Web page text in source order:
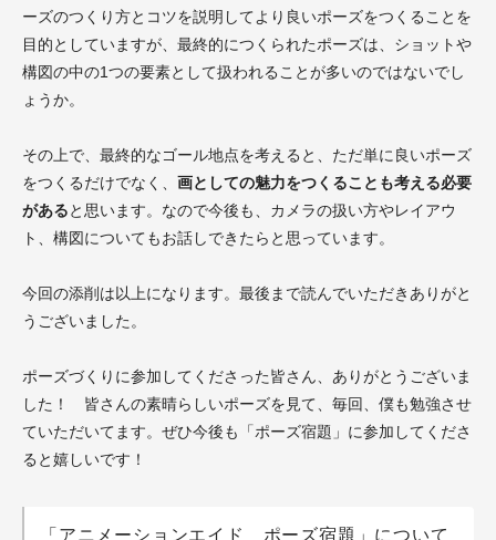
ーズのつくり方とコツを説明してより良いポーズをつくることを
目的としていますが、最終的につくられたポーズは、ショットや
構図の中の1つの要素として扱われることが多いのではないでし
ょうか。
その上で、最終的なゴール地点を考えると、ただ単に良いポーズ
をつくるだけでなく、 画としての魅力をつくることも考える必要
があると思います。なので今後も、カメラの扱い方やレイアウ
ト、構図についてもお話しできたらと思っています。
今回の添削は以上になります。最後まで読んでいただきありがと
うございました。
ポーズづくりに参加してくださった皆さん、ありがとうございま
した！ 皆さんの素晴らしいポーズを見て、毎回、僕も勉強させ
ていただいてます。ぜひ今後も「ポーズ宿題」に参加してくださ
ると嬉しいです！
「アニメーションエイド ポーズ宿題」について